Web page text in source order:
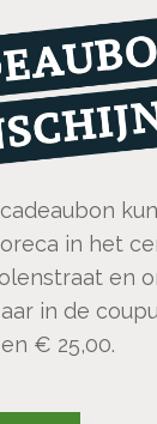
in het
en
in de
€ 25,00.